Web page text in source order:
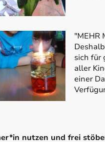
"MEHR
sich für
aller
einer
nutzen und frei